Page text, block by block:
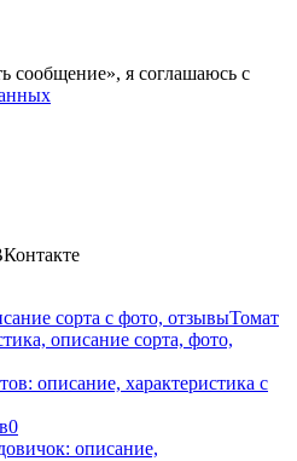
сообщение», я соглашаюсь с
Томат
описание сорта, фото,
0